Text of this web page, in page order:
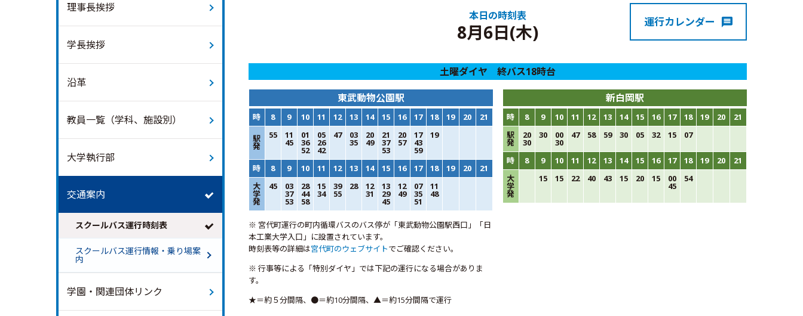
本日の時刻表
8月6日(木) 運行カレンダー
土曜ダイヤ 終バス18時台
東武動物公園駅
時 8 9 10 11 12 13 14 15 16 17 18 19 20
21
駅
発
55 11
45
01
36
52
05
26
42
47 03
35
20
49
21
37
53
20
57
17
43
59
19
時 8 9 10 11 12 13 14 15 16 17 18 19 20
21
大
学
発
45 03
37
53
28
44
58
15
34
39
55
28 12
31
13
29
45
12
49
07
35
51
11
48
※ 宮代町運行の町内循環バスのバス停が「東武動物公園駅西口」「日
本工業大学入口」に設置されています。
時刻表等の詳細は宮代町のウェブサイトでご確認ください。
※ 行事等による「特別ダイヤ」では下記の運行になる場合がありま
す。
★＝約５分間隔、●＝約10分間隔、▲＝約15分間隔で運行
新白岡駅
時 8 9 10 11 12 13 14 15 16 17 18 19 20
21
駅
発
20
30
30 00
30
47 58 59 30 05 32 15 07
時 8 9 10 11 12 13 14 15 16 17 18 19 20
21
大
学
発
15 15 22 40 43 15 20 15 00
45
54
理事長挨拶
学長挨拶
沿革
教員一覧（学科、施設別）
大学執行部
交通案内
スクールバス運行時刻表
スクールバス運行情報・乗り場案
内
学園・関連団体リンク